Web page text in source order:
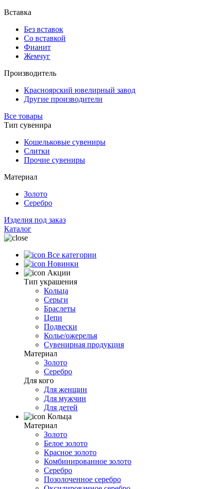
Вставка
Без вставок
Со вставкой
Фианит
Жемчуг
Производитель
Красноярский ювелирный завод
Другие производители
Все товары
Тип сувенира
Кошельковые сувениры
Слитки
Прочие сувениры
Материал
Золото
Серебро
Изделия под заказ
Каталог
Все категории
Новинки
Акции
Тип украшения
Кольца
Серьги
Браслеты
Цепи
Подвески
Колье/ожерелья
Сувенирная продукция
Материал
Золото
Серебро
Для кого
Для женщин
Для мужчин
Для детей
Кольца
Материал
Золото
Белое золото
Красное золото
Комбинированное золото
Серебро
Позолоченное серебро